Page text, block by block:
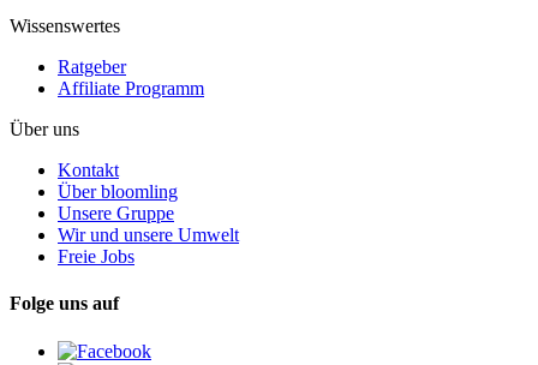
Wissenswertes
Ratgeber
Affiliate Programm
Über uns
Kontakt
Über bloomling
Unsere Gruppe
Wir und unsere Umwelt
Freie Jobs
Folge uns auf